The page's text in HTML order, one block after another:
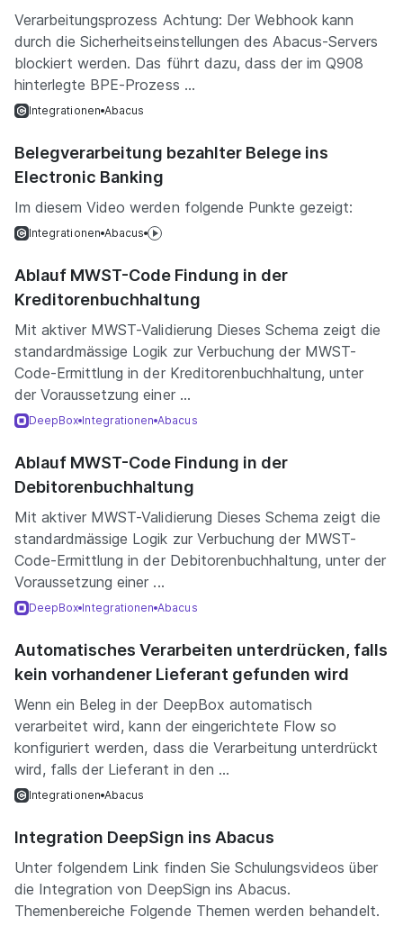
Verarbeitungsprozess Achtung: Der Webhook kann
durch die Sicherheitseinstellungen des Abacus-Servers
blockiert werden. Das führt dazu, dass der im Q908
hinterlegte BPE-Prozess ...
Integrationen Abacus
Belegverarbeitung bezahlter Belege ins
Electronic Banking
Im diesem Video werden folgende Punkte gezeigt:
Integrationen Abacus
Ablauf MWST-Code Findung in der
Kreditorenbuchhaltung
Mit aktiver MWST-Validierung Dieses Schema zeigt die
standardmässige Logik zur Verbuchung der MWST-
Code-Ermittlung in der Kreditorenbuchhaltung, unter
der Voraussetzung einer ...
DeepBox Integrationen Abacus
Ablauf MWST-Code Findung in der
Debitorenbuchhaltung
Mit aktiver MWST-Validierung Dieses Schema zeigt die
standardmässige Logik zur Verbuchung der MWST-
Code-Ermittlung in der Debitorenbuchhaltung, unter der
Voraussetzung einer ...
DeepBox Integrationen Abacus
Automatisches Verarbeiten unterdrücken, falls
kein vorhandener Lieferant gefunden wird
Wenn ein Beleg in der DeepBox automatisch
verarbeitet wird, kann der eingerichtete Flow so
konfiguriert werden, dass die Verarbeitung unterdrückt
wird, falls der Lieferant in den ...
Integrationen Abacus
Integration DeepSign ins Abacus
Unter folgendem Link finden Sie Schulungsvideos über
die Integration von DeepSign ins Abacus.
Themenbereiche Folgende Themen werden behandelt.